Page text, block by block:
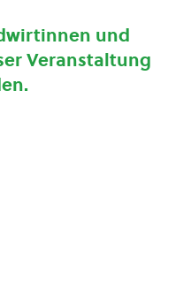
und
Veranstaltung